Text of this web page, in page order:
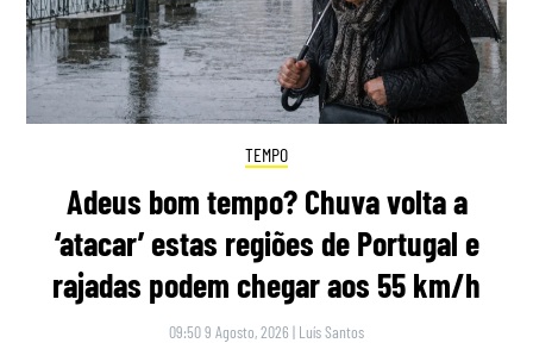
TEMPO
Adeus bom tempo? Chuva volta a
‘atacar’ estas regiões de Portugal e
rajadas podem chegar aos 55 km/h
09:50 9 Agosto, 2026 | Luís Santos